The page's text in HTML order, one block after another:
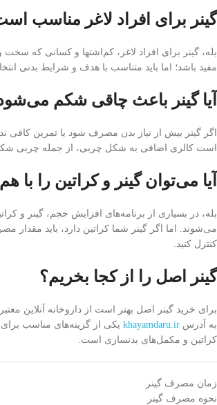
گینر برای افراد لاغر مناسب
بله، گینر برای افراد لاغر، کم‌اشتها و کسانی که
مفید باشد؛ اما باید متناسب با هدف و شرایط بدنی
آیا گینر باعث چاقی شکم
اگر گینر بیش از نیاز بدن مصرف شود یا تمرین کافی
است کالری اضافی به شکل چربی، از جمله چربی
آیا می‌توان گینر و کراتین را
بله، در بسیاری از برنامه‌های افزایش حجم، گینر و
می‌شوند. اما اگر گینر شما کراتین دارد، باید مقدار
کنترل کنید.
گینر اصل را از کجا بخریم؟
برای خرید گینر اصل بهتر است از داروخانه آنلاین
به آدرس khayamdaru.ir یکی از گزینه‌های مناسب
کراتین و مکمل‌های بدنسازی است.
زمان مصرف گینر
نحوه مصرف گینر